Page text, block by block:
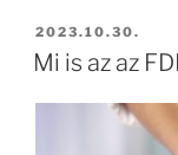
BEKÜLDVE:
2023.10.30.
Mi is az az